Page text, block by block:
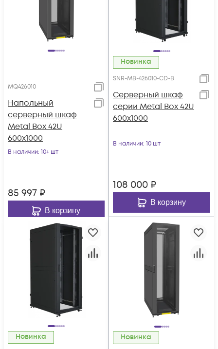
MQ426010
Напольный
серверный шкаф
Metal Box 42U
600х1000
В наличии: 10+ шт
85 997 ₽
В корзину
Новинка
SNR-MB-426010-CD-B
Серверный шкаф
серии Metal Box 42U
600х1000
В наличии: 10 шт
108 000 ₽
В корзину
Новинка Новинка